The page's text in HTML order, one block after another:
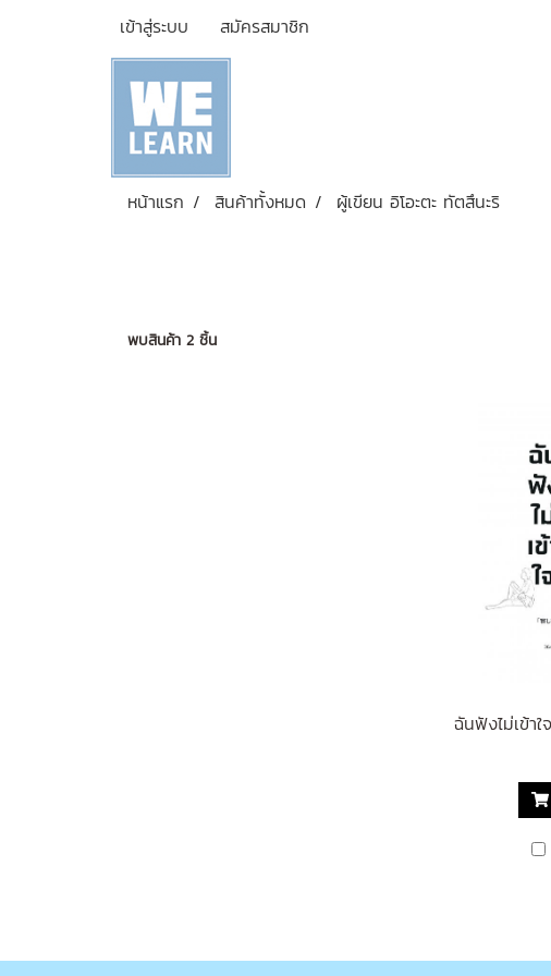
เข้าสู่ระบบ สมัครสมาชิก
หน้าแรก สินค้าทั้งหมด ผู้เขียน อิโอะตะ ทัตสึนะริ
พบสินค้า 2 ชิ้น